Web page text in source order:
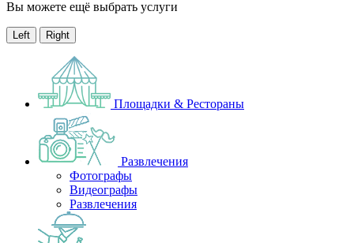
Вы можете ещё выбрать услуги
Left Right
Площадки & Рестораны
Развлечения
Фотографы
Видеографы
Развлечения